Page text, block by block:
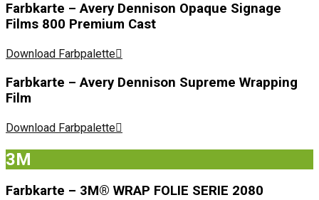
Farbkarte – Avery Dennison Opaque Signage
Films 800 Premium Cast
Download Farbpalette
Farbkarte – Avery Dennison Supreme Wrapping
Film
Download Farbpalette
3M
Farbkarte – 3M® WRAP FOLIE SERIE 2080